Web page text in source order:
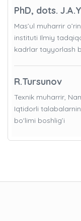
PhD, dots.
Mas’ul muharrir
instituti Ilmiy
kadrlar tayyorlash
R.Tursunov
Texnik muharrir,
Iqtidorli
bo'limi boshlig’i